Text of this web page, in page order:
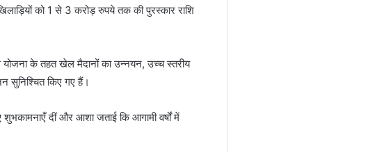
को 1 से 3 करोड़ रुपये तक की पुरस्कार राशि
योजना के तहत खेल मैदानों का उन्नयन, उच्च स्तरीय
सुनिश्चित किए गए हैं।
शुभकामनाएँ दीं और आशा जताई कि आगामी वर्षों में